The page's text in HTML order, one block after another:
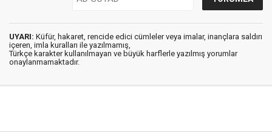
UYARI: Küfür, hakaret, rencide edici cümleler veya imalar, inançlara saldırı
içeren, imla kuralları ile yazılmamış,
Türkçe karakter kullanılmayan ve büyük harflerle yazılmış yorumlar
onaylanmamaktadır.